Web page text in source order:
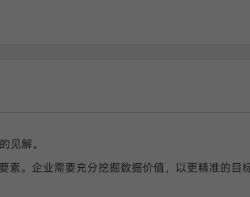
见解。
素。企业需要充分挖掘数据价值，以更精准的目